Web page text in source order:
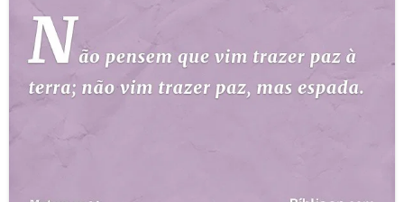
10 MANDAMENTOS
ESTUDOS BÍBLICOS
ESBOÇOS DE PREGAÇÃO